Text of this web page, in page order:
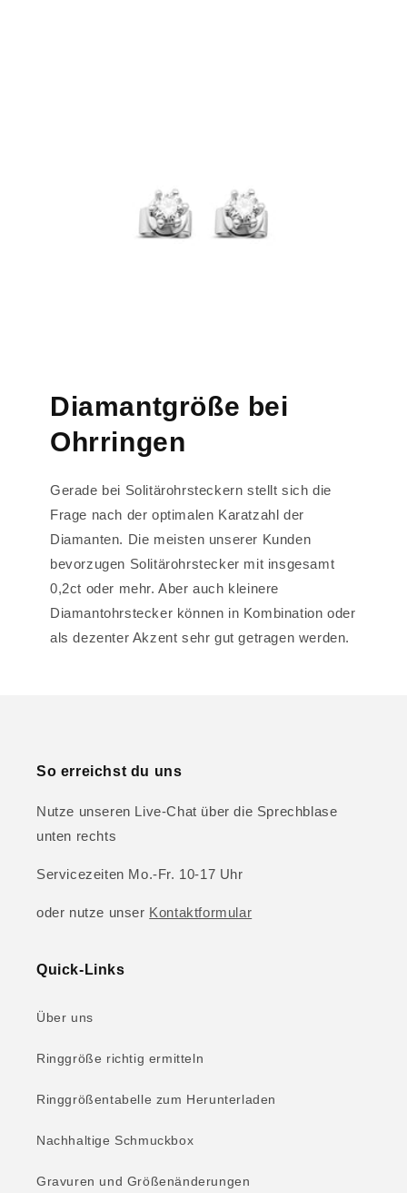
Diamantgröße bei
Ohrringen
Gerade bei Solitärohrsteckern stellt sich die
Frage nach der optimalen Karatzahl der
Diamanten. Die meisten unserer Kunden
bevorzugen Solitärohrstecker mit insgesamt
0,2ct oder mehr. Aber auch kleinere
Diamantohrstecker können in Kombination oder
als dezenter Akzent sehr gut getragen werden.
So erreichst du uns
Nutze unseren Live-Chat über die Sprechblase
unten rechts
Servicezeiten Mo.-Fr. 10-17 Uhr
oder nutze unser Kontaktformular
Quick-Links
Über uns
Ringgröße richtig ermitteln
Ringgrößentabelle zum Herunterladen
Nachhaltige Schmuckbox
Gravuren und Größenänderungen